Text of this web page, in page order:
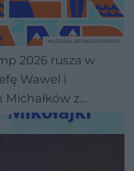
2026 rusza w
Wawel i
z
MATERIAŁ SPONSOROWANY